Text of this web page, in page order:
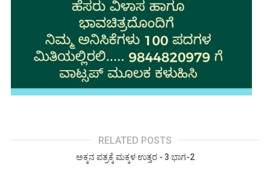
RELATED POSTS
ಅಕ್ಕನ ಪತ್ರಕ್ಕೆ ಮಕ್ಕಳ ಉತ್ತರ - 3 ಭಾಗ-2